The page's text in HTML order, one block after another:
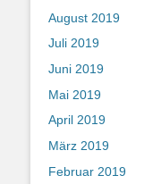
August 2019
Juli 2019
Juni 2019
Mai 2019
April 2019
März 2019
Februar 2019